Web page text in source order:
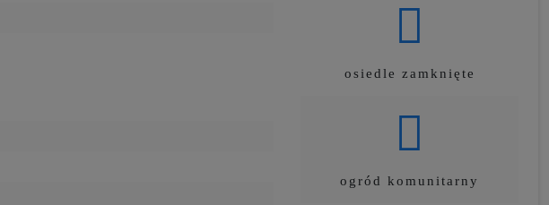
osiedle zamknięte
ogród komunitarny